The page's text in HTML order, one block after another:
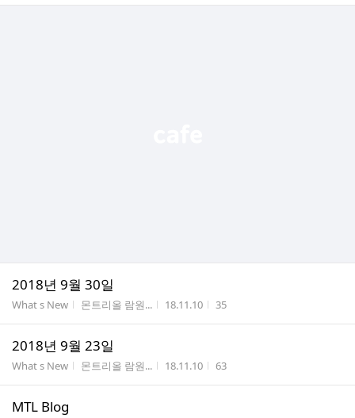
2018년 9월 30일
게시판명
What s New 작성자
몬트리올 람원... 작성시간
18.11.10 조회수
35
2018년 9월 23일
게시판명
What s New 작성자
몬트리올 람원... 작성시간
18.11.10 조회수
63
MTL Blog